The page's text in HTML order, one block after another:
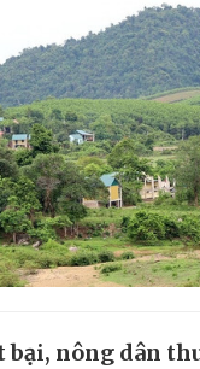
bại, nông dân